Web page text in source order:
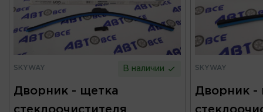
SKYWAY В наличии
Дворник - щетка
SKYWAY
Дворник -